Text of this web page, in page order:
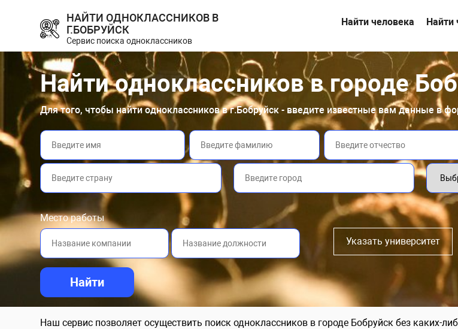
НАЙТИ ОДНОКЛАССНИКОВ В
Г.БОБРУЙСК
Сервис поиска одноклассников
Найти человека Найти
Найти одноклассников в городе
Для того, чтобы найти одноклассников в г.Бобруйск - введите известные вам данные в
Место работы
Указать университет
Наш сервис позволяет осуществить поиск одноклассников в городе Бобруйск без каких-